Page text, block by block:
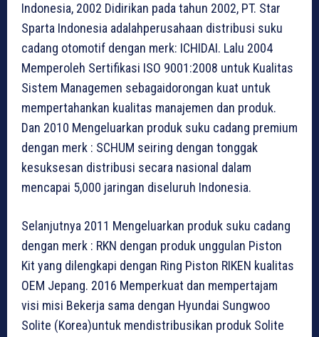
Indonesia, 2002 Didirikan pada tahun 2002, PT. Star
Sparta Indonesia adalahperusahaan distribusi suku
cadang otomotif dengan merk: ICHIDAI. Lalu 2004
Memperoleh Sertifikasi ISO 9001:2008 untuk Kualitas
Sistem Managemen sebagaidorongan kuat untuk
mempertahankan kualitas manajemen dan produk.
Dan 2010 Mengeluarkan produk suku cadang premium
dengan merk : SCHUM seiring dengan tonggak
kesuksesan distribusi secara nasional dalam
mencapai 5,000 jaringan diseluruh Indonesia.
Selanjutnya 2011 Mengeluarkan produk suku cadang
dengan merk : RKN dengan produk unggulan Piston
Kit yang dilengkapi dengan Ring Piston RIKEN kualitas
OEM Jepang. 2016 Memperkuat dan mempertajam
visi misi Bekerja sama dengan Hyundai Sungwoo
Solite (Korea)untuk mendistribusikan produk Solite